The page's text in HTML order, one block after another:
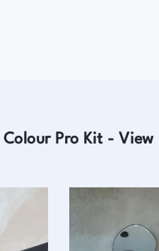
Colour Pro Kit - View